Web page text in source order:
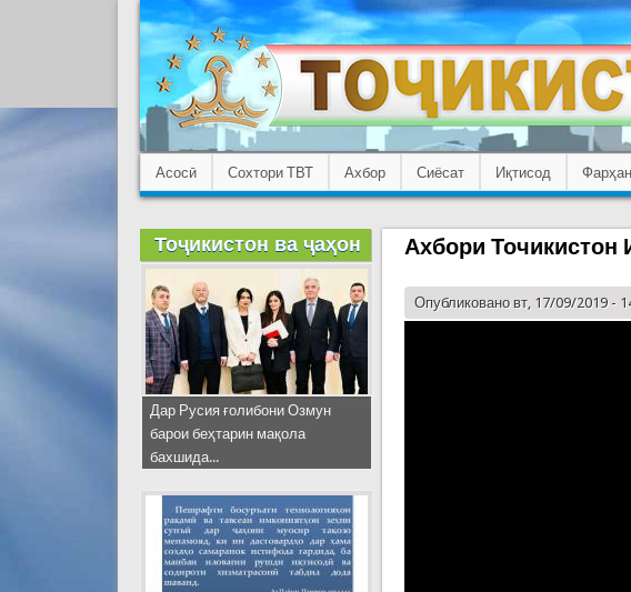
Асосӣ Сохтори ТВТ Ахбор Сиёсат Иқтисод
Ахбори Точикистон
Опубликовано вт, 17/09/2019 -
Тоҷикистон ва ҷаҳон
Дар Русия ғолибони Озмун
барои беҳтарин мақола
бахшида...